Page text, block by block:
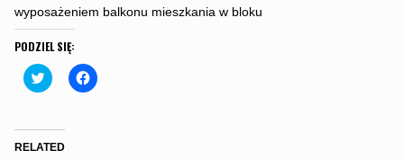
wyposażeniem balkonu mieszkania w bloku
PODZIEL SIĘ:
C
l
t
o
C
l
RELATED